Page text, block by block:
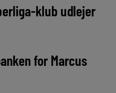
klub udlejer
for Marcus